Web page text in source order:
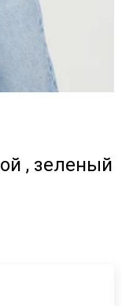
, зеленый